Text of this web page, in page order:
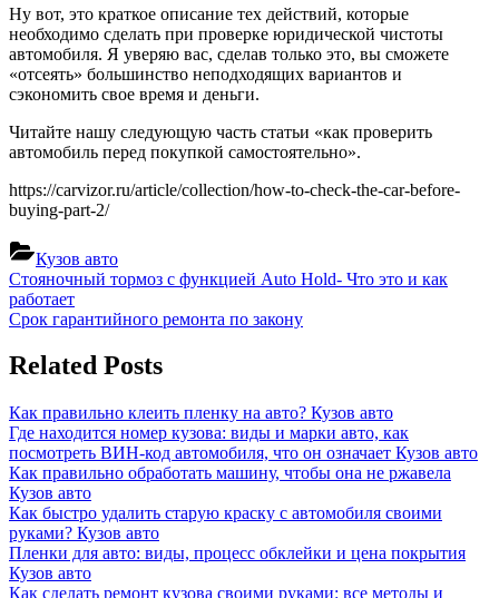
Ну вот, это краткое описание тех действий, которые
необходимо сделать при проверке юридической чистоты
автомобиля. Я уверяю вас, сделав только это, вы сможете
«отсеять» большинство неподходящих вариантов и
сэкономить свое время и деньги.
Читайте нашу следующую часть статьи «как проверить
автомобиль перед покупкой самостоятельно».
https://carvizor.ru/article/collection/how-to-check-the-car-before-
buying-part-2/
Кузов авто
Навигация
по
Previous
Post:
Стояночный тормоз с функцией Auto Hold- Что это и как
работает
Next
Срок гарантийного ремонта по закону
Related Posts
Как правильно клеить пленку на авто? Кузов авто
Где находится номер кузова: виды и марки авто, как
посмотреть ВИН-код автомобиля, что он означает Кузов авто
Как правильно обработать машину, чтобы она не ржавела
Кузов авто
Как быстро удалить старую краску с автомобиля своими
руками? Кузов авто
Пленки для авто: виды, процесс обклейки и цена покрытия
Кузов авто
Как сделать ремонт кузова своими руками: все методы и